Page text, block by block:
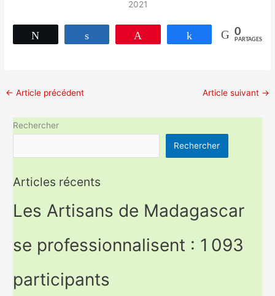
Partagez 0
PARTAGES
← Article précédent Article suivant →
Rechercher
Rechercher
Articles récents
Les Artisans de Madagascar
se professionnalisent : 1 093
participants